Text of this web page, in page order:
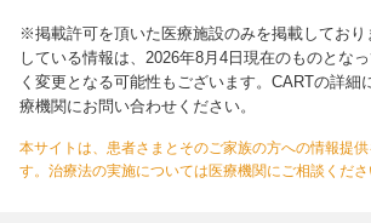
※掲載許可を頂いた医療施設のみを掲載してお
している情報は、2026年8月4日現在のものとな
く変更となる可能性もございます。CARTの詳細
療機関にお問い合わせください。
本サイトは、患者さまとそのご家族の方への情報提
す。治療法の実施については医療機関にご相談くださ